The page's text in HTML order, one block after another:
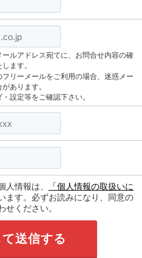
ルアドレス宛てに、お問合せ内容の確
ます。
リーメールをご利用の場合、迷惑メー
あります。
設定等をご確認下さい。
情報は、
「個人情報の取扱いに
ます。必ずお読みになり、同意の
せください。
て送信する